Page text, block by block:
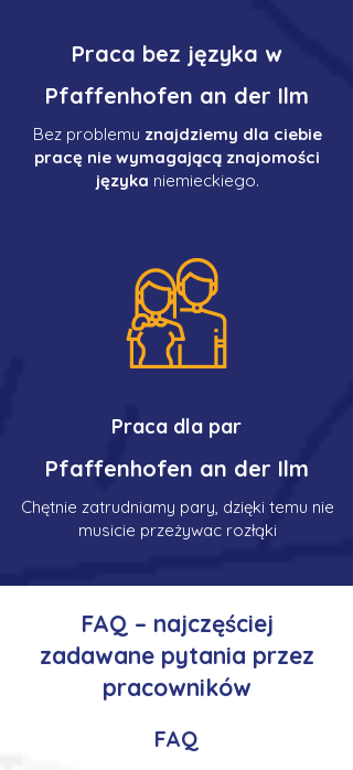
Praca bez języka w
Pfaffenhofen an der Ilm
Bez problemu znajdziemy dla ciebie
pracę nie wymagającą znajomości
języka niemieckiego.
Praca dla par
Pfaffenhofen an der Ilm
Chętnie zatrudniamy pary, dzięki temu nie
musicie przeżywac rozłąki
FAQ – najczęściej
zadawane pytania przez
pracowników
FAQ